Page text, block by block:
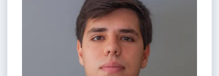
Mariana Guilardi Grandesso dos Santos
Daniel Grandesso dos Santos
Daniel Callejon Barani